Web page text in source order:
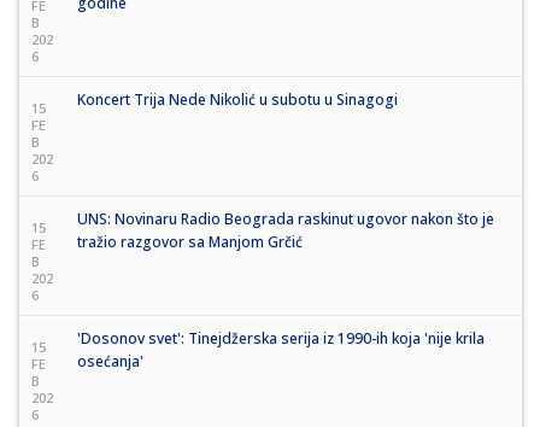
FE
B
202
6
15
FE
B
202
6
Koncert Trija Nede Nikolić u subotu u Sinagogi
15
FE
B
202
6
UNS: Novinaru Radio Beograda raskinut ugovor nakon što je
tražio razgovor sa Manjom Grčić
15
FE
B
202
6
'Dosonov svet': Tinejdžerska serija iz 1990-ih koja 'nije krila
osećanja'